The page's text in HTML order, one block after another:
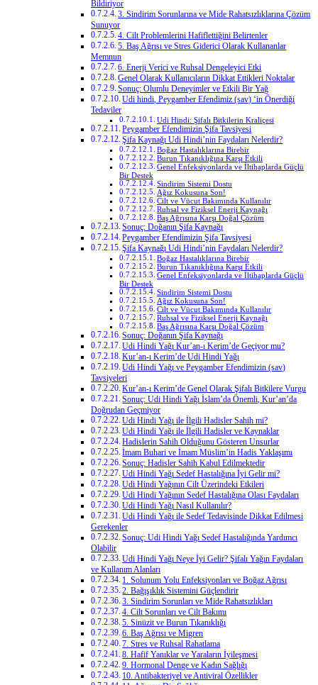
Bildiriyor
3. Sindirim Sorunlarına ve Mide Rahatsızlıklarına Çözüm
Sunuyor
4. Cilt Problemlerini Hafiflettiğini Belirtenler
5. Baş Ağrısı ve Stres Giderici Olarak Kullananlar
Memnun
6. Enerji Verici ve Ruhsal Dengeleyici Etki
Genel Olarak Kullanıcıların Dikkat Ettikleri Noktalar
Sonuç: Olumlu Deneyimler ve Etkili Bir Yağ
Udi hindi, Peygamber Efendimiz (sav) ‘in Önerdiği
Tedaviler
Udi Hindi: Şifalı Bitkilerin Kraliçesi
Peygamber Efendimizin Şifa Tavsiyesi
Şifa Kaynağı Udi Hindi’nin Faydaları Nelerdir?
Boğaz Hastalıklarına Birebir
Burun Tıkanıklığına Karşı Etkili
Genel Enfeksiyonlarda ve İltihaplarda Güçlü
Bir Destek
Sindirim Sistemi Dostu
Ağız Kokusuna Son!
Cilt ve Vücut Bakımında Kullanılır
Ruhsal ve Fiziksel Enerji Kaynağı
Baş Ağrısına Karşı Doğal Çözüm
Sonuç: Doğanın Şifa Kaynağı
Peygamber Efendimizin Şifa Tavsiyesi
Şifa Kaynağı Udi Hindi’nin Faydaları Nelerdir?
Boğaz Hastalıklarına Birebir
Burun Tıkanıklığına Karşı Etkili
Genel Enfeksiyonlarda ve İltihaplarda Güçlü
Bir Destek
Sindirim Sistemi Dostu
Ağız Kokusuna Son!
Cilt ve Vücut Bakımında Kullanılır
Ruhsal ve Fiziksel Enerji Kaynağı
Baş Ağrısına Karşı Doğal Çözüm
Sonuç: Doğanın Şifa Kaynağı
Udi Hindi Yağı Kur’an-ı Kerim’de Geçiyor mu?
Kur’an-ı Kerim’de Udi Hindi Yağı
Udi Hindi Yağı ve Peygamber Efendimizin (sav)
Tavsiyeleri
Kur’an-ı Kerim’de Genel Olarak Şifalı Bitkilere Vurgu
Sonuç: Udi Hindi Yağı İslam’da Önemli, Kur’an’da
Doğrudan Geçmiyor
Udi Hindi Yağı ile İlgili Hadisler Sahih mi?
Udi Hindi Yağı ile İlgili Hadisler ve Kaynaklar
Hadislerin Sahih Olduğunu Gösteren Unsurlar
İmam Buhari ve İmam Müslim’in Hadis Yaklaşımı
Sonuç: Hadisler Sahih Kabul Edilmektedir
Udi Hindi Yağı Sedef Hastalığına İyi Gelir mi?
Udi Hindi Yağının Cilt Üzerindeki Etkileri
Udi Hindi Yağının Sedef Hastalığına Olası Faydaları
Udi Hindi Yağı Nasıl Kullanılır?
Udi Hindi Yağı ile Sedef Tedavisinde Dikkat Edilmesi
Gerekenler
Sonuç: Udi Hindi Yağı Sedef Hastalığında Yardımcı
Olabilir
Udi Hindi Yağı Neye İyi Gelir? Şifalı Yağın Faydaları
ve Kullanım Alanları
1. Solunum Yolu Enfeksiyonları ve Boğaz Ağrısı
2. Bağışıklık Sistemini Güçlendirir
3. Sindirim Sorunları ve Mide Rahatsızlıkları
4. Cilt Sorunları ve Cilt Bakımı
5. Sinüzit ve Burun Tıkanıklığı
6. Baş Ağrısı ve Migren
7. Stres ve Ruhsal Rahatlama
8. Hafif Yanıklar ve Yaraların İyileşmesi
9. Hormonal Denge ve Kadın Sağlığı
10. Antibakteriyel ve Antiviral Özellikler